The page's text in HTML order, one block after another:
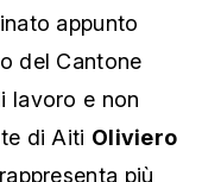
appunto
del Cantone
lavoro e non
di Aiti Oliviero
più